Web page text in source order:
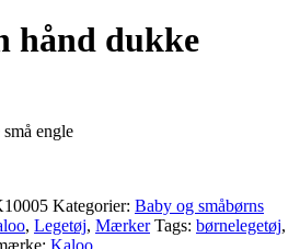
hånd dukke
engle
Kategorier: Baby og småbørns
, Legetøj, Mærker Tags: børnelegetøj,
Kaloo